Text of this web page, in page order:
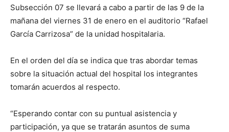
Subsección 07 se llevará a cabo a partir de las 9 de la
mañana del viernes 31 de enero en el auditorio “Rafael
García Carrizosa” de la unidad hospitalaria.
En el orden del día se indica que tras abordar temas
sobre la situación actual del hospital los integrantes
tomarán acuerdos al respecto.
“Esperando contar con su puntual asistencia y
participación, ya que se tratarán asuntos de suma